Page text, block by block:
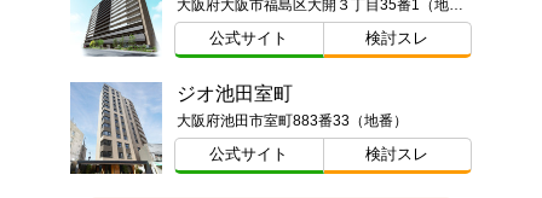
大阪府大阪市福島区大開３丁目35番1（地番）
公式サイト 検討スレ
ジオ池田室町
大阪府池田市室町883番33（地番）
公式サイト 検討スレ